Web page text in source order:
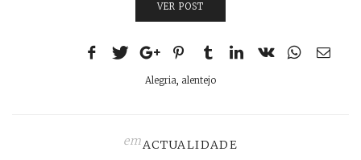
VER POST
Alegria, alentejo
emACTUALIDADE